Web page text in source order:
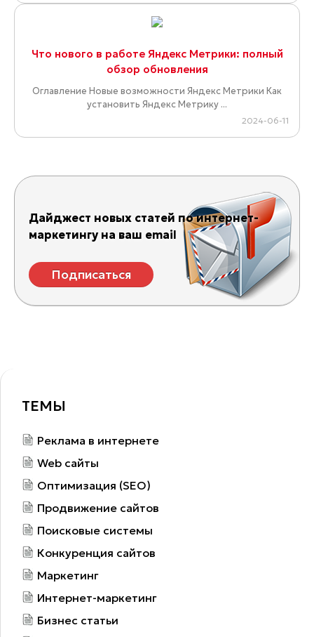
Что нового в работе Яндекс Метрики: полный
обзор обновления
Оглавление Новые возможности Яндекс Метрики Как
установить Яндекс Метрику ...
2024-06-11
Дайджест новых статей по интернет-
маркетингу на ваш email
Подписаться
ТЕМЫ
Реклама в интернете
Web сайты
Оптимизация (SEO)
Продвижение сайтов
Поисковые системы
Конкуренция сайтов
Маркетинг
Интернет-маркетинг
Бизнес статьи